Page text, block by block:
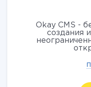
Okay CMS -
создания